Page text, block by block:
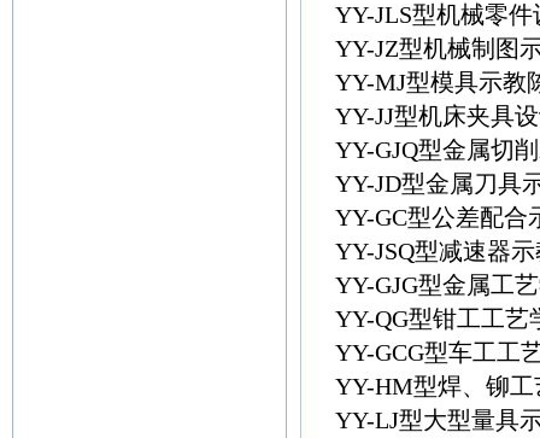
YY-JLS型机械零
YY-JZ型机械制图
YY-MJ型模具示教
YY-JJ型机床夹具
YY-GJQ型金属切
YY-JD型金属刀具
YY-GC型公差配合
YY-JSQ型减速器
YY-GJG型金属工
YY-QG型钳工工艺
YY-GCG型车工工
YY-HM型焊、铆
YY-LJ型大型量具